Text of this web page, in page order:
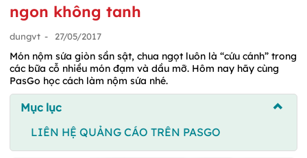
ngon không tanh
dungvt - 27/05/2017
Món nộm sứa giòn sần sật, chua ngọt luôn là “cứu cánh” trong
các bữa cỗ nhiều món đạm và dầu mỡ. Hôm nay hãy cùng
PasGo học cách làm nộm sứa nhé.
Mục lục
LIÊN HỆ QUẢNG CÁO TRÊN PASGO